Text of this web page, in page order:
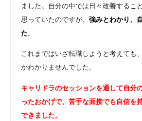
ました。自分の中では日々改善するこ
思っていたのですが、強みとわかり、
た。
これまではいざ転職しようと考えても
かわかりませんでした。
キャリドラのセッションを通して自分
ったおかげで、苦手な面接でも自信を
できました。